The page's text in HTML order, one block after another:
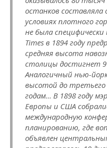
останков
условиях плотного
не была
Times в 1894 году
средняя высота
столицы достигнет
Аналогичный нью-
высотой до третьего
годам… В 1898 году
Европы и США
международную
планированию, где
объявлен